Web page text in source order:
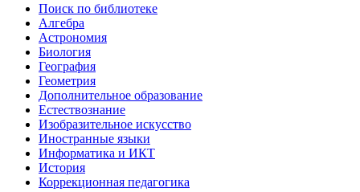
Поиск по библиотеке
Алгебра
Астрономия
Биология
География
Геометрия
Дополнительное образование
Естествознание
Изобразительное искусство
Иностранные языки
Информатика и ИКТ
История
Коррекционная педагогика